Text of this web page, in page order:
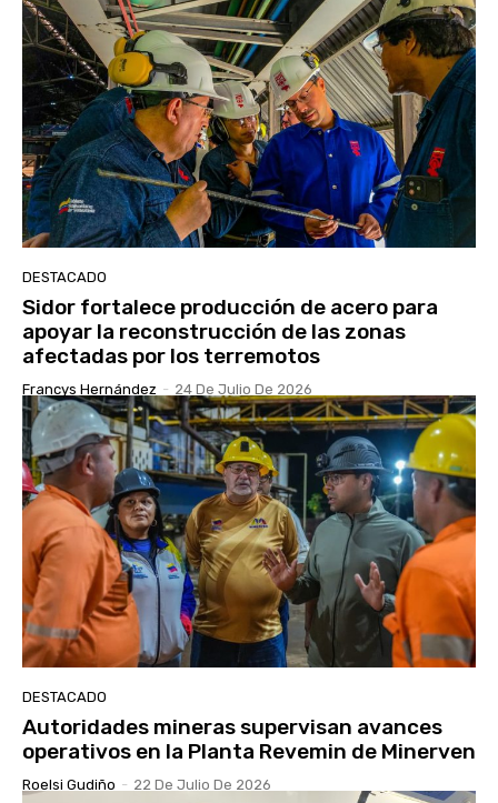
DESTACADO
Sidor fortalece producción de acero para
apoyar la reconstrucción de las zonas
afectadas por los terremotos
Francys Hernández - 24 De Julio De 2026
DESTACADO
Autoridades mineras supervisan avances
operativos en la Planta Revemin de Minerven
Roelsi Gudiño - 22 De Julio De 2026